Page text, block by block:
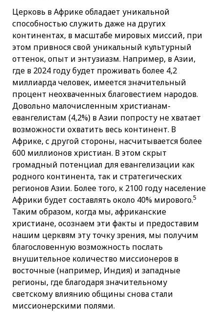
Церковь в Африке обладает уникальной
способностью служить даже на других
континентах, в масштабе мировых миссий, при
этом привнося свой уникальный культурный
оттенок, опыт и энтузиазм. Например, в Азии,
где в 2024 году будет проживать более 4,2
миллиарда человек, имеется значительный
процент неохваченных благовестием народов.
Довольно малочисленным христианам-
евангелистам (4,2%) в Азии попросту не хватает
возможности охватить весь континент. В
Африке, с другой стороны, насчитывается более
600 миллионов христиан. В этом скрыт
громадный потенциал для евангелизации как
родного континента, так и стратегических
регионов Азии. Более того, к 2100 году население
Африки будет составлять около 40% мирового.5
Таким образом, когда мы, африканские
христиане, осознаем эти факты и предоставим
нашим церквям эту точку зрения, мы получим
благословенную возможность послать
внушительное количество миссионеров в
восточные (например, Индия) и западные
регионы, где благодаря значительному
светскому влиянию общины снова стали
миссионерскими полями.